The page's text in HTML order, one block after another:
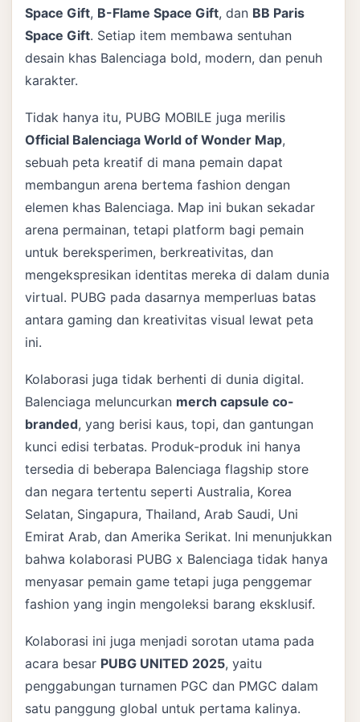
Space Gift, B-Flame Space Gift, dan BB Paris
Space Gift. Setiap item membawa sentuhan
desain khas Balenciaga bold, modern, dan penuh
karakter.
Tidak hanya itu, PUBG MOBILE juga merilis
Official Balenciaga World of Wonder Map,
sebuah peta kreatif di mana pemain dapat
membangun arena bertema fashion dengan
elemen khas Balenciaga. Map ini bukan sekadar
arena permainan, tetapi platform bagi pemain
untuk bereksperimen, berkreativitas, dan
mengekspresikan identitas mereka di dalam dunia
virtual. PUBG pada dasarnya memperluas batas
antara gaming dan kreativitas visual lewat peta
ini.
Kolaborasi juga tidak berhenti di dunia digital.
Balenciaga meluncurkan merch capsule co-
branded, yang berisi kaus, topi, dan gantungan
kunci edisi terbatas. Produk-produk ini hanya
tersedia di beberapa Balenciaga flagship store
dan negara tertentu seperti Australia, Korea
Selatan, Singapura, Thailand, Arab Saudi, Uni
Emirat Arab, dan Amerika Serikat. Ini menunjukkan
bahwa kolaborasi PUBG x Balenciaga tidak hanya
menyasar pemain game tetapi juga penggemar
fashion yang ingin mengoleksi barang eksklusif.
Kolaborasi ini juga menjadi sorotan utama pada
acara besar PUBG UNITED 2025, yaitu
penggabungan turnamen PGC dan PMGC dalam
satu panggung global untuk pertama kalinya.